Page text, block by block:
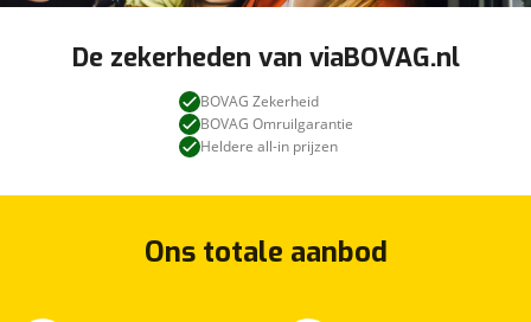
De zekerheden van viaBOVAG.nl
BOVAG Zekerheid
BOVAG Omruilgarantie
Heldere all-in prijzen
Ons totale aanbod